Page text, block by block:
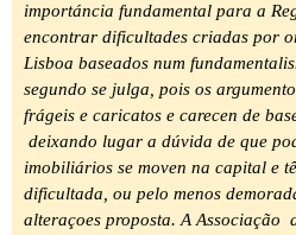
importáncia fundamental para a
encontrar dificultades criadas por
Lisboa baseados num
segundo se julga, pois os
frágeis e caricatos e carecen de
deixando lugar a dúvida de que
imobiliários se moven na capital e
dificultada, ou pelo menos
alteraçoes proposta. A Associação